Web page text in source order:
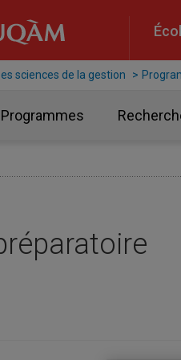
sciences de la gestion
Programmes